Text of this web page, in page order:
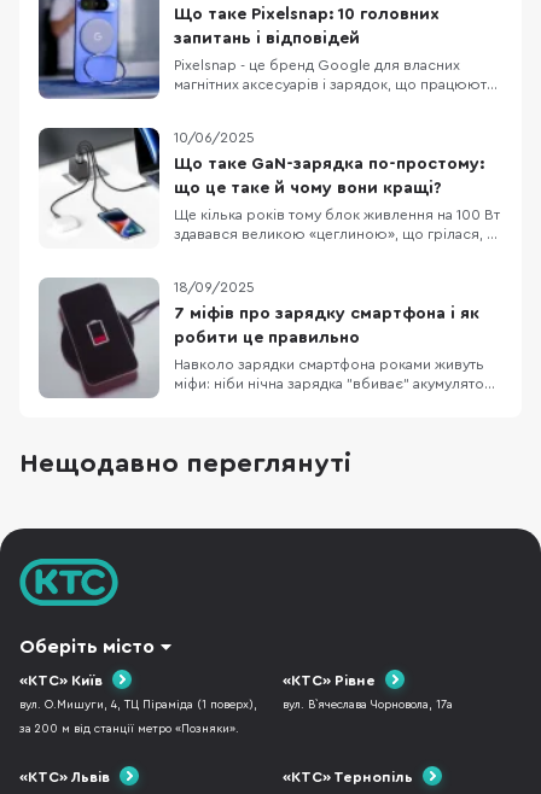
Що таке Pixelsnap: 10 головних
запитань і відповідей
Pixelsnap - це бренд Google для власних
магнітних аксесуарів і зарядок, що працюють
iPhone, але базується на публічному стандарті:
Qi2 гарантує сумісність між різними
виробниками. Для флагманів Google це
означає “клац”-фі
10/06/2025
Що таке GaN-зарядка по-простому:
що це таке й чому вони кращі?
Ще кілька років тому блок живлення на 100 Вт
здавався великою «цеглиною», що грілася, як
коробка сірників — і все завдяки новому
матеріалу під назвою GaN (галій-нітрид). 1. Що
18/09/2025
7 міфів про зарядку смартфона і як
робити це правильно
Навколо зарядки смартфона роками живуть
міфи: ніби нічна зарядка "вбиває" акумулятор,
системи захисту працюють інакше: пристрій
відсікає струм на 100%, стежить за
Нещодавно переглянуті
Оберіть місто
«КТС» Київ
вул. О.Мишуги, 4, ТЦ Піраміда (1 поверх),
за 200 м від станції метро «Позняки».
«КТС» Рівне
вул. В`ячеслава Чорновола, 17а
«КТС» Львів «КТС» Тернопіль